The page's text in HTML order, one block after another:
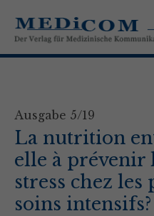
Ausgabe 5/19
La nutrition
elle à prévenir
stress chez les
soins intensifs?